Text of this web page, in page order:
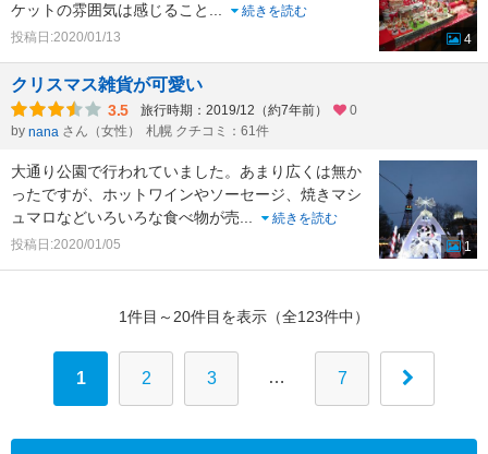
ケットの雰囲気は感じること
続きを読む
投稿日:2020/01/13
4
クリスマス雑貨が可愛い
3.5 旅行時期：2019/12（約7年前）
0
by nana さん（女性） 札幌 クチコミ：61件
大通り公園で行われていました。あまり広くは無か
ったですが、ホットワインやソーセージ、焼きマシ
ュマロなどいろいろな食べ物が売
続きを読む
投稿日:2020/01/05
1
1件目～20件目を表示（全123件中）
1 2 3 … 7